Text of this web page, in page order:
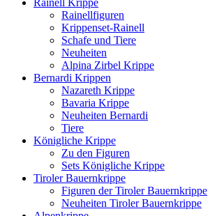
Rainell Krippe
Rainellfiguren
Krippenset-Rainell
Schafe und Tiere
Neuheiten
Alpina Zirbel Krippe
Bernardi Krippen
Nazareth Krippe
Bavaria Krippe
Neuheiten Bernardi
Tiere
Königliche Krippe
Zu den Figuren
Sets Königliche Krippe
Tiroler Bauernkrippe
Figuren der Tiroler Bauernkrippe
Neuheiten Tiroler Bauernkrippe